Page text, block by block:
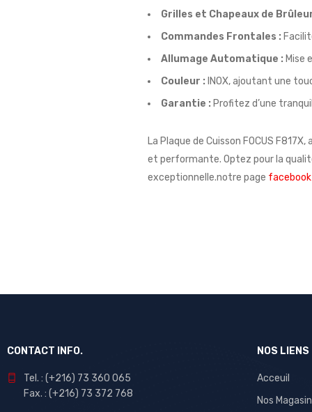
Grilles et Chapeaux de
Commandes Frontales :
Allumage Automatique : Mise
Couleur : INOX, ajoutant une
Garantie : Profitez d’une
La Plaque de Cuisson FOCUS
et performante. Optez pour la
exceptionnelle.notre page facebook
CONTACT INFO.
Tel. : (+216) 73 360 065
Fax. : (+216) 73 372 768
NOS LIENS
Acceuil
Nos